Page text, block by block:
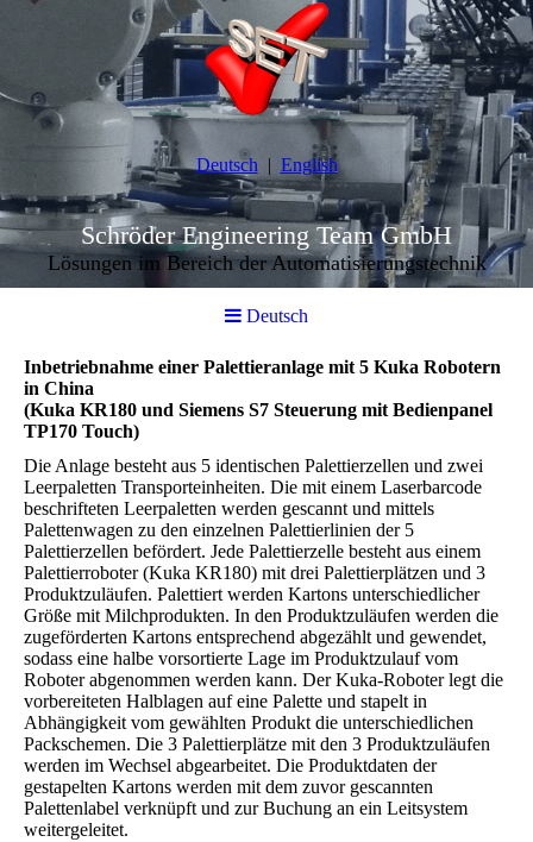
Deutsch English
Schröder Engineering Team GmbH
Lösungen im Bereich der Automatisierungstechnik
Deutsch
Inbetriebnahme einer Palettieranlage mit 5 Kuka Robotern
in China
(Kuka KR180 und Siemens S7 Steuerung mit Bedienpanel
TP170 Touch)
Die Anlage besteht aus 5 identischen Palettierzellen und zwei
Leerpaletten Transporteinheiten. Die mit einem Laserbarcode
beschrifteten Leerpaletten werden gescannt und mittels
Palettenwagen zu den einzelnen Palettierlinien der 5
Palettierzellen befördert. Jede Palettierzelle besteht aus einem
Palettierroboter (Kuka KR180) mit drei Palettierplätzen und 3
Produktzuläufen. Palettiert werden Kartons unterschiedlicher
Größe mit Milchprodukten. In den Produktzuläufen werden die
zugeförderten Kartons entsprechend abgezählt und gewendet,
sodass eine halbe vorsortierte Lage im Produktzulauf vom
Roboter abgenommen werden kann. Der Kuka-Roboter legt die
vorbereiteten Halblagen auf eine Palette und stapelt in
Abhängigkeit vom gewählten Produkt die unterschiedlichen
Packschemen. Die 3 Palettierplätze mit den 3 Produktzuläufen
werden im Wechsel abgearbeitet. Die Produktdaten der
gestapelten Kartons werden mit dem zuvor gescannten
Palettenlabel verknüpft und zur Buchung an ein Leitsystem
weitergeleitet.